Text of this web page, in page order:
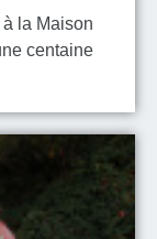
la Maison
centaine